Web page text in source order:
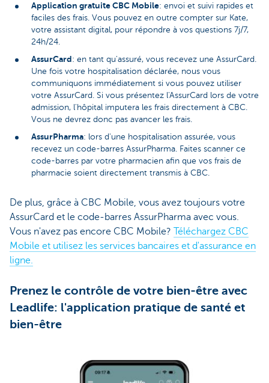
Application gratuite CBC Mobile: envoi et suivi rapides et
faciles des frais. Vous pouvez en outre compter sur Kate,
votre assistant digital, pour répondre à vos questions 7j/7,
24h/24.
AssurCard: en tant qu'assuré, vous recevez une AssurCard.
Une fois votre hospitalisation déclarée, nous vous
communiquons immédiatement si vous pouvez utiliser
votre AssurCard. Si vous présentez l'AssurCard lors de votre
admission, l'hôpital imputera les frais directement à CBC.
Vous ne devrez donc pas avancer les frais.
AssurPharma: lors d'une hospitalisation assurée, vous
recevez un code-barres AssurPharma. Faites scanner ce
code-barres par votre pharmacien afin que vos frais de
pharmacie soient directement transmis à CBC.
De plus, grâce à CBC Mobile, vous avez toujours votre
AssurCard et le code-barres AssurPharma avec vous.
Vous n'avez pas encore CBC Mobile? Téléchargez CBC
Mobile et utilisez les services bancaires et d'assurance en
ligne.
Prenez le contrôle de votre bien-être avec
Leadlife: l'application pratique de santé et
bien-être